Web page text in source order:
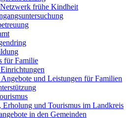
frühe Kindheit
für Familie
Angebote und Leistungen für Familien
Erholung und Tourismus im Landkreis
in den Gemeinden